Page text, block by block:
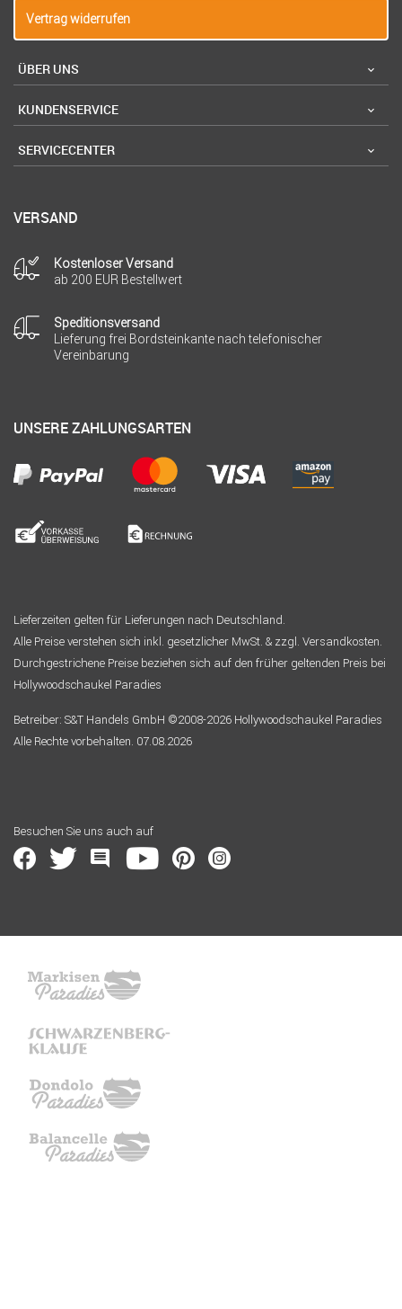
Vertrag widerrufen
ÜBER UNS
KUNDENSERVICE
SERVICECENTER
VERSAND
Kostenloser Versand
ab 200 EUR Bestellwert
Speditionsversand
Lieferung frei Bordsteinkante nach telefonischer
Vereinbarung
UNSERE ZAHLUNGSARTEN
Lieferzeiten gelten für Lieferungen nach Deutschland.
Alle Preise verstehen sich inkl. gesetzlicher MwSt. & zzgl. Versandkosten.
Durchgestrichene Preise beziehen sich auf den früher geltenden Preis bei
Hollywoodschaukel Paradies
Betreiber: S&T Handels GmbH ©2008-2026 Hollywoodschaukel Paradies
Alle Rechte vorbehalten. 07.08.2026
Besuchen Sie uns auch auf